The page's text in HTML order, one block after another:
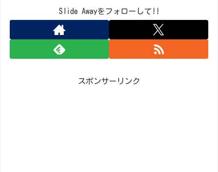
Slide Awayをフォローして!!
スポンサーリンク